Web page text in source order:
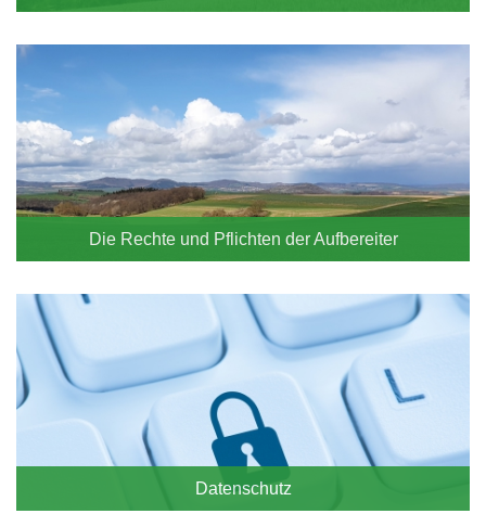
Die Rechte und Pflichten der Aufbereiter
Datenschutz